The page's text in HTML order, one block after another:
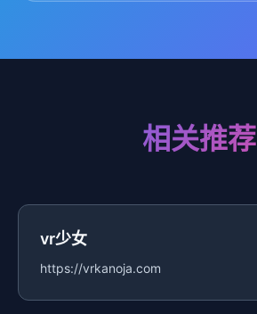
相关推荐
vr少女
https://vrkanoja.com